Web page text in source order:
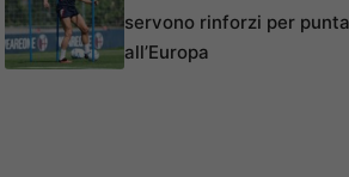
servono rinforzi per
all’Europa